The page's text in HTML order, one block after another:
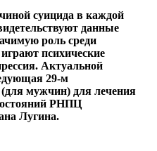
суицида в каждой
данные
роль среди
психические
Актуальной
29-м
мужчин) для лечения
РНПЦ
Лугина.